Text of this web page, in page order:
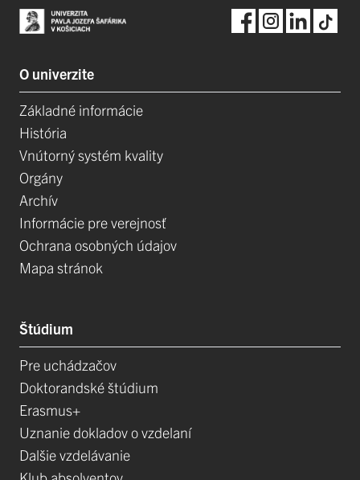
O univerzite
Základné informácie
História
Vnútorný systém kvality
Orgány
Archív
Informácie pre verejnosť
Ochrana osobných údajov
Mapa stránok
Štúdium
Pre uchádzačov
Doktorandské štúdium
Erasmus+
Uznanie dokladov o vzdelaní
Dalšie vzdelávanie